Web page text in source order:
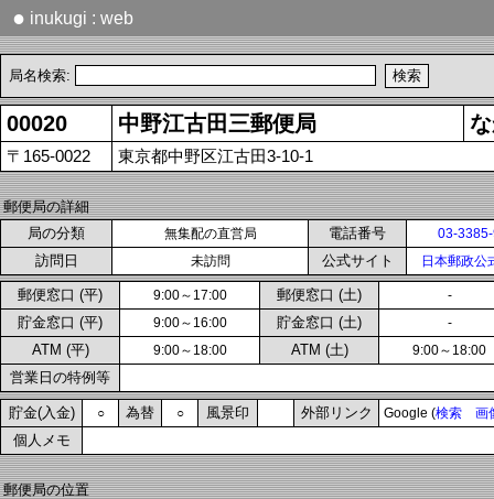
● inukugi : web
局名検索:
00020 中野江古田三郵便局
〒165-0022 東京都中野区江古田3-10-1
郵便局の詳細
局の分類
無集配の直営局 電話番号 03-
訪問日 未訪問 公式サイト 日本郵政公
郵便窓口 (平) 9:00～17:00 郵便窓口 (土) -
貯金窓口 (平) 9:00～16:00 貯金窓口 (土) -
ATM (平) 9:00～18:00 ATM (土) 9:00～18:00
営業日の特例等
貯金(入金) ○ 為替 ○ 風景印 外部リンク Google (検索 画
個人メモ
郵便局の位置